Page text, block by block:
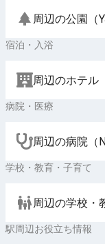
周辺の公園（
宿泊・入浴
周辺のホテル
病院・医療
周辺の病院（
学校・教育・子育て
周辺の学校・
駅周辺お役立ち情報